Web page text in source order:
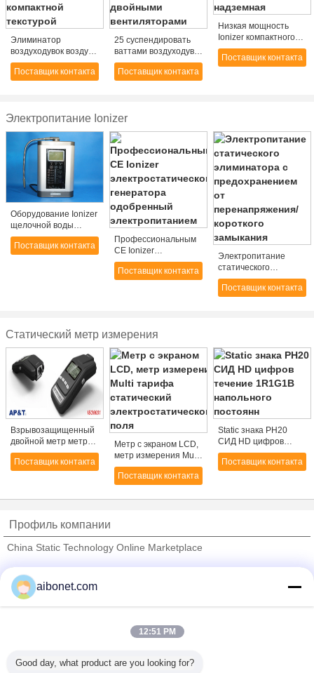
Элиминатор
воздуходувок воздуха
Workbench
надземный
Поставщик контакта
25 суспендировать
ваттами воздуходувка
исключения Ionizer
статическая с
Поставщик контакта
Низкая мощность
Ionizer компактного
анти- прибора
статического
Поставщик контакта
Электропитание Ionizer
Оборудование Ionizer
щелочной воды
электролиза дисплея
Lcd
Поставщик контакта
Профессиональным
CE Ionizer
электростатического
генератора
Поставщик контакта
Электропитание
статического
элиминатора с
предохранением от
Поставщик контакта
Статический метр измерения
Взрывозащищенный
двойной метр метра
СИД цифров
статический/
Поставщик контакта
Метр с экраном LCD,
метр измерения Multi
тарифа статический
электростатического
Поставщик контакта
Static знака PH20
СИД HD цифров
течение 1R1G1B
напольного постоянн
Поставщик контакта
Профиль компании
China Static Technology Online Marketplace
Trust Seal
aibonet.com
12:51 PM
Good day, what product are you looking for?